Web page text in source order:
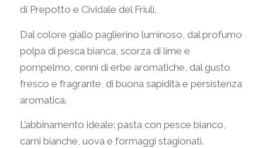
di Prepotto e Cividale del Friuli.
Dal colore giallo paglierino luminoso, dal profumo
polpa di pesca bianca, scorza di lime e
pompelmo, cenni di erbe aromatiche, dal gusto
fresco e fragrante, di buona sapidità e persistenza
aromatica.
L’abbinamento ideale: pasta con pesce bianco,
carni bianche, uova e formaggi stagionati.